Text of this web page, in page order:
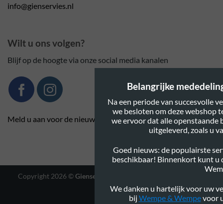
info@gienservies.nl
Wilt u ons volgen?
Blijf op de hoogte via onze social media kanalen
Meld u aan voor de nieuwsbrief
Copyright 2026 ©Gienservies.nl
Design
Belangrijke
Na een periode van succesvolle
we besloten om deze webshop
we ervoor dat alle openstaande
uitgeleverd, zoals u
Goed nieuws: de populairste
beschikbaar! Binnenkort kunt u
We danken u hartelijk voor uw
bij Wempe & Wempevoor